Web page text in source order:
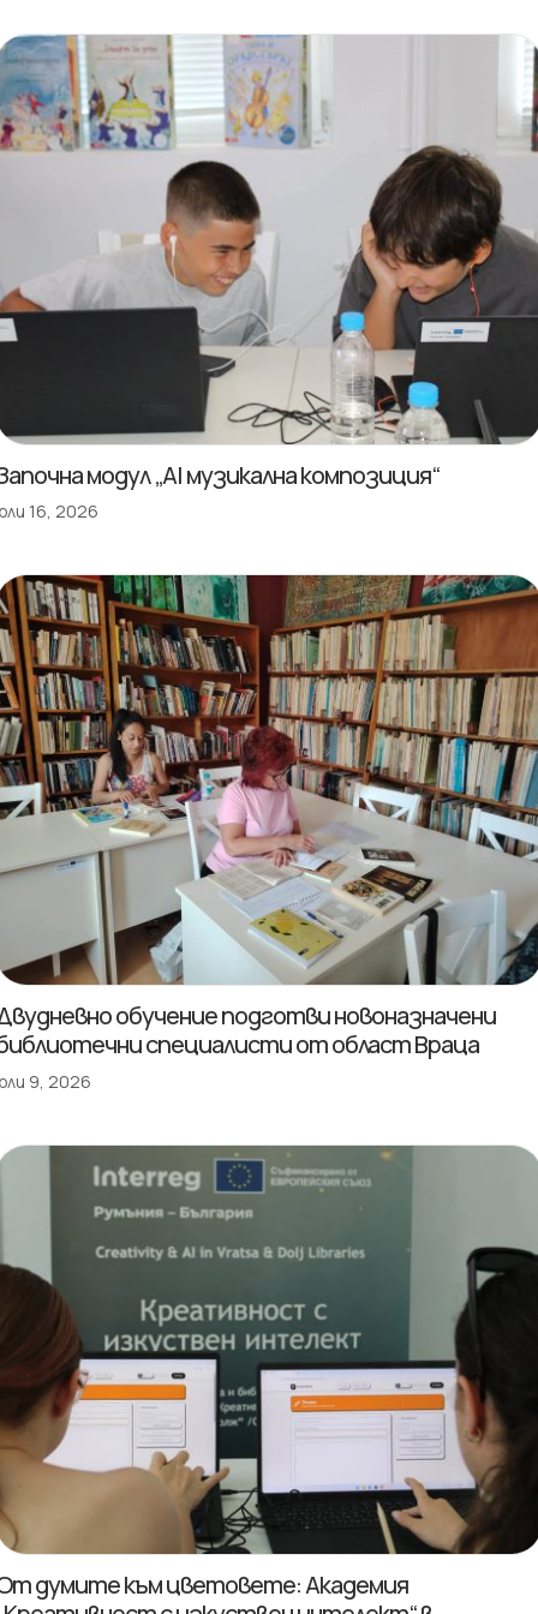
модул „AI музикална композиция“
16, 2026
обучение подготви новоназначени
специалисти от област Враца
9, 2026
думите към цветовете: Академия